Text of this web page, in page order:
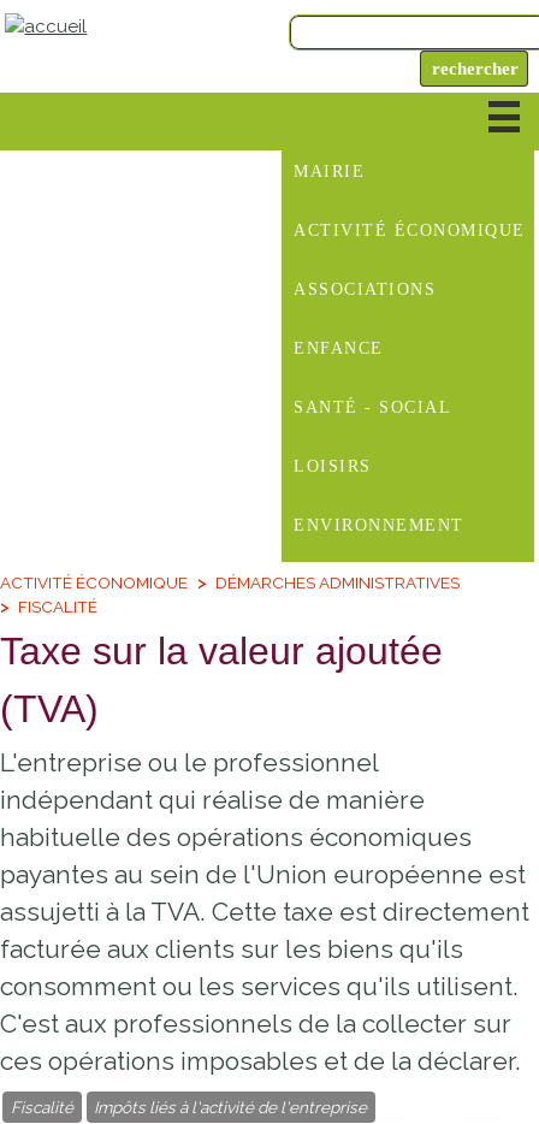
MAIRIE
ACTIVITÉ ÉCONOMIQUE
ASSOCIATIONS
ENFANCE
SANTÉ - SOCIAL
LOISIRS
ENVIRONNEMENT
ACTIVITÉ ÉCONOMIQUE
DÉMARCHES ADMINISTRATIVES
FISCALITÉ
Taxe sur la valeur ajoutée
(TVA)
L'entreprise ou le professionnel
indépendant qui réalise de manière
habituelle des opérations économiques
payantes au sein de l'Union européenne est
assujetti à la TVA. Cette taxe est directement
facturée aux clients sur les biens qu'ils
consomment ou les services qu'ils utilisent.
C'est aux professionnels de la collecter sur
ces opérations imposables et de la déclarer.
Fiscalité Impôts liés à l'activité de l'entreprise